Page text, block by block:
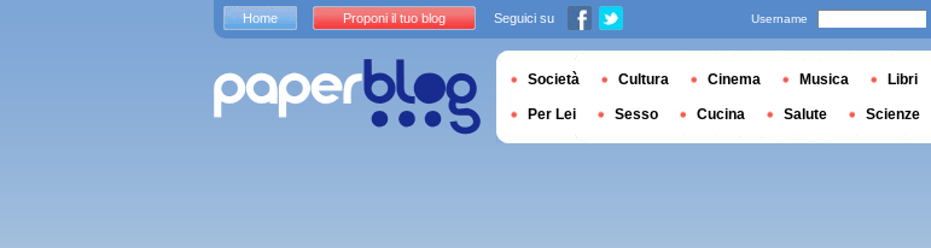
Home Proponi il tuo blog Seguici su Username
Società Cultura Cinema Musica Libri
Per Lei Sesso Cucina Salute Scienze